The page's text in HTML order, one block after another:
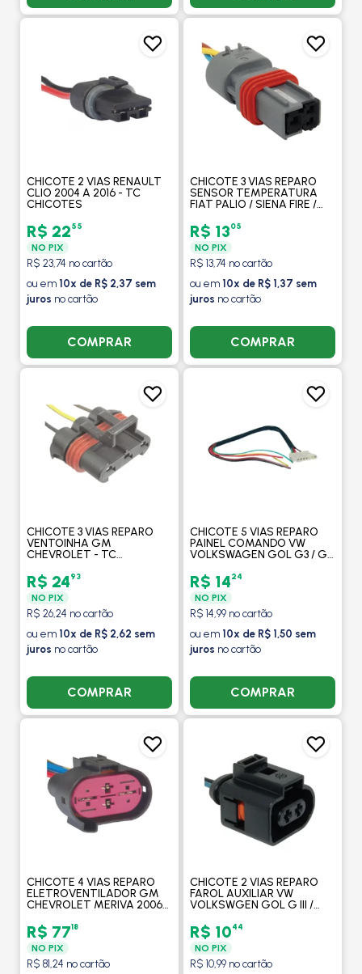
CHICOTE 2 VIAS RENAULT
CLIO 2004 A 2016 - TC
CHICOTES
R$ 2255
NO PIX
R$ 23,74 no cartão
ou em 10x de R$ 2,37 sem
juros no cartão
COMPRAR
CHICOTE 3 VIAS REPARO
SENSOR TEMPERATURA
FIAT PALIO / SIENA FIRE /
TWINGO / KANGOO /
MAGANE - TC CHICOTES
R$ 1305
NO PIX
R$ 13,74 no cartão
ou em 10x de R$ 1,37 sem
juros no cartão
COMPRAR
CHICOTE 3 VIAS REPARO
VENTOINHA GM
CHEVROLET - TC
R$ 2493
NO PIX
R$ 26,24 no cartão
ou em 10x de R$ 2,62 sem
juros no cartão
COMPRAR
CHICOTE 5 VIAS REPARO
PAINEL COMANDO VW
VOLKSWAGEN GOL G3 / G4
R$ 1424
NO PIX
R$ 14,99 no cartão
ou em 10x de R$ 1,50 sem
juros no cartão
COMPRAR
CHICOTE 4 VIAS REPARO
ELETROVENTILADOR GM
CHEVROLET MERIVA 2006
VOLKSWAGEN BORA 2000
A 2010 - TC CHICOTES
R$ 7718
NO PIX
R$ 81,24 no cartão
CHICOTE 2 VIAS REPARO
FAROL AUXILIAR VW
VOLKSWGEN GOL G III /
R$ 1044
NO PIX
R$ 10,99 no cartão